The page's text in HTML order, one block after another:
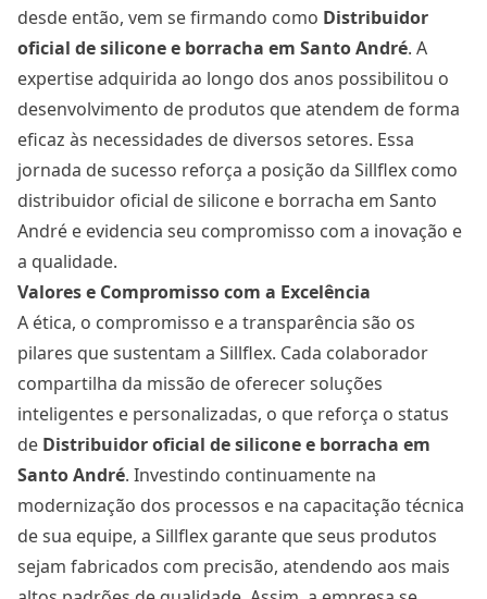
desde então, vem se firmando como Distribuidor
oficial de silicone e borracha em Santo André. A
expertise adquirida ao longo dos anos possibilitou o
desenvolvimento de produtos que atendem de forma
eficaz às necessidades de diversos setores. Essa
jornada de sucesso reforça a posição da Sillflex como
distribuidor oficial de silicone e borracha em Santo
André e evidencia seu compromisso com a inovação e
a qualidade.
Valores e Compromisso com a Excelência
A ética, o compromisso e a transparência são os
pilares que sustentam a Sillflex. Cada colaborador
compartilha da missão de oferecer soluções
inteligentes e personalizadas, o que reforça o status
de Distribuidor oficial de silicone e borracha em
Santo André. Investindo continuamente na
modernização dos processos e na capacitação técnica
de sua equipe, a Sillflex garante que seus produtos
sejam fabricados com precisão, atendendo aos mais